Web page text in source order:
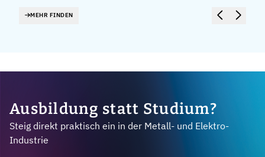
MEHR FINDEN
Ausbildung statt Studium?
Steig direkt praktisch ein in der Metall- und Elektro-
Industrie